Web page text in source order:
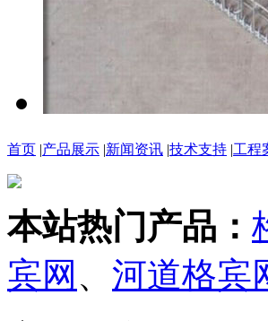
首页 |产品展示 |新闻资讯 |技术支持 |工程
本站热门产品：
宾网 、 河道格宾